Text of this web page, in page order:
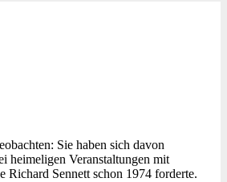
Sie haben sich davon
heimeligen Veranstaltungen mit
Richard Sennett schon 1974 forderte.